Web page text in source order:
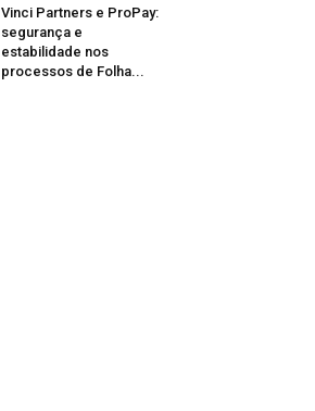
Vinci Partners e ProPay:
segurança e
estabilidade nos
processos de Folha...